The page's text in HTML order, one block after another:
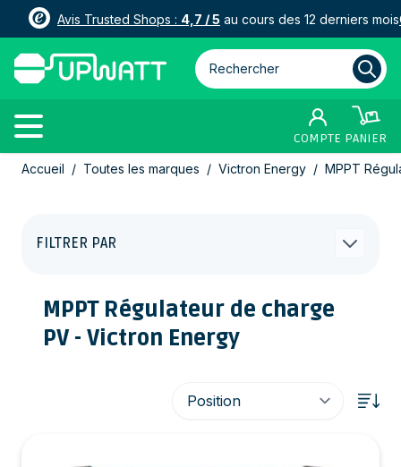
Avis Trusted Shops : 4,7 / 5 au cours des 12 derniers mois
Rechercher parmi plus de
COMPTE PANIER
Allez au contenu
Accueil / Toutes les marques / Victron Energy / MPPT
FILTRER PAR
MPPT Régulateur de charge
PV - Victron Energy